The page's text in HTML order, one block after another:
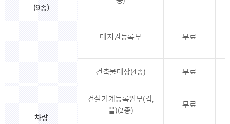
(9종)
대지권등록부 무료
건축물대장(4종) 무료
차량
건설기계등록원부(갑,
을)(2종)
무료